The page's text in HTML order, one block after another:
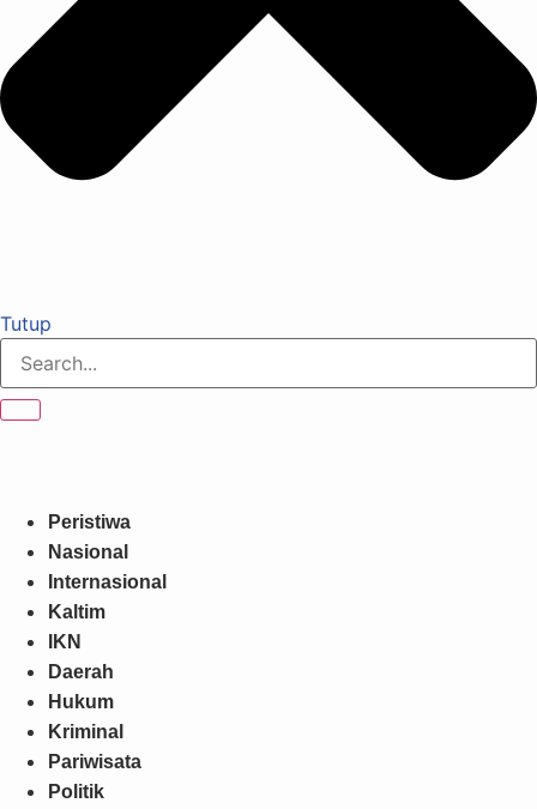
Tutup
Peristiwa
Nasional
Internasional
Kaltim
IKN
Daerah
Hukum
Kriminal
Pariwisata
Politik